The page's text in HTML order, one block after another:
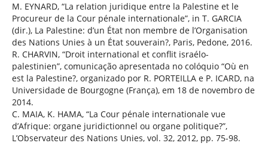
M. EYNARD, “La relation juridique entre la Palestine et le
Procureur de la Cour pénale internationale”, in T. GARCIA
(dir.), La Palestine: d’un État non membre de l’Organisation
des Nations Unies à un État souverain?, Paris, Pedone, 2016.
R. CHARVIN, “Droit international et conflit israélo-
palestinien”, comunicação apresentada no colóquio “Où en
est la Palestine?, organizado por R. PORTEILLA e P. ICARD, na
Universidade de Bourgogne (França), em 18 de novembro de
2014.
C. MAIA, K. HAMA, “La Cour pénale internationale vue
d’Afrique: organe juridictionnel ou organe politique?”,
L’Observateur des Nations Unies, vol. 32, 2012, pp. 75-98.